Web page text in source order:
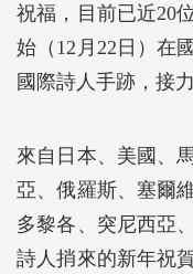
祝福，目前已近20
始（12月22日）在
國際詩人手跡，接
來自日本、美國、
亞、俄羅斯、塞爾
多黎各、突尼西亞
詩人捎來的新年祝